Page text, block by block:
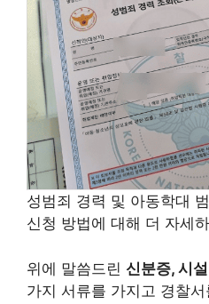
성범죄 경력 및 아동학대
신청 방법에 대해 더 자세
위에 말씀드린 신분증, 시
가지 서류를 가지고 경찰